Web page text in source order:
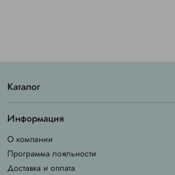
Каталог
Информация
О компании
Программа лояльности
Доставка и оплата